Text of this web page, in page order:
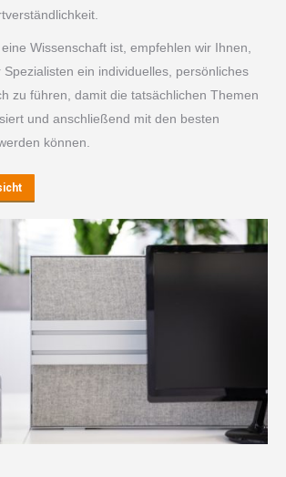
Wissenschaft ist, empfehlen wir Ihnen,
ein individuelles, persönliches
zu führen, damit die tatsächlichen Themen
und anschließend mit den besten
können.